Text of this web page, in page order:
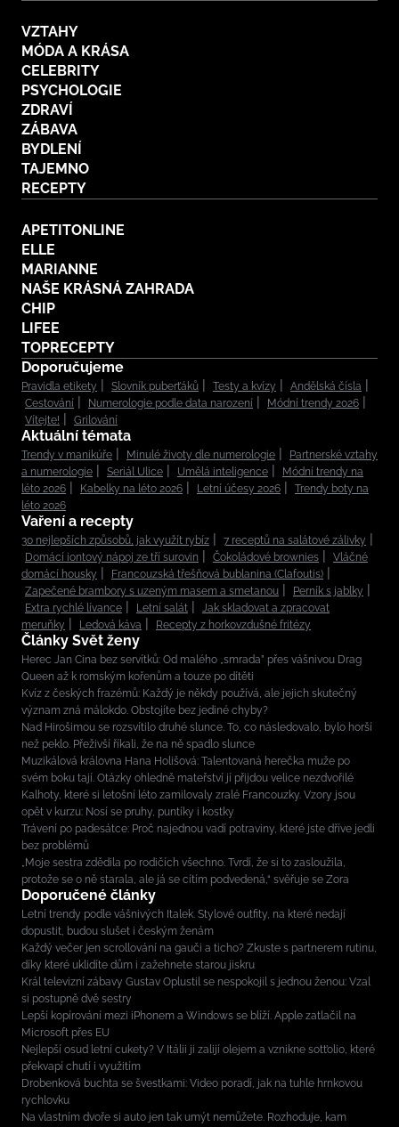
VZTAHY
MÓDA A KRÁSA
CELEBRITY
PSYCHOLOGIE
ZDRAVÍ
ZÁBAVA
BYDLENÍ
TAJEMNO
RECEPTY
APETITONLINE
ELLE
MARIANNE
NAŠE KRÁSNÁ ZAHRADA
CHIP
LIFEE
TOPRECEPTY
Doporučujeme
Pravidla etikety Slovník puberťáků Testy a kvízy
Andělská čísla
Cestování
Numerologie podle data narození
Módní trendy 2026
Vítejte!
Grilování
Aktuální témata
Trendy v manikúře Minulé životy dle numerologie
Partnerské vztahy
a numerologie
Seriál Ulice Umělá inteligence
Módní trendy na
léto 2026
Kabelky na léto 2026 Letní účesy 2026
Trendy boty na
léto 2026
Vaření a recepty
30 nejlepších způsobů, jak využít rybíz
7 receptů na salátové zálivky
Domácí iontový nápoj ze tří surovin
Čokoládové brownies
Vláčné
domácí housky
Francouzská třešňová bublanina (Clafoutis)
Zapečené brambory s uzeným masem a smetanou
Perník s jablky
Extra rychlé lívance
Letní salát
Jak skladovat a zpracovat
meruňky
Ledová káva Recepty z horkovzdušné fritézy
Články Svět ženy
Herec Jan Cina bez servítků: Od malého „smrada” přes vášnivou Drag
Queen až k romským kořenům a touze po dítěti
Kvíz z českých frazémů: Každý je někdy používá, ale jejich skutečný
význam zná málokdo. Obstojíte bez jediné chyby?
Nad Hirošimou se rozsvítilo druhé slunce. To, co následovalo, bylo horší
než peklo. Přeživší říkali, že na ně spadlo slunce
Muzikálová královna Hana Holišová: Talentovaná herečka muže po
svém boku tají. Otázky ohledně mateřství jí přijdou velice nezdvořilé
Kalhoty, které si letošní léto zamilovaly zralé Francouzky. Vzory jsou
opět v kurzu: Nosí se pruhy, puntíky i kostky
Trávení po padesátce: Proč najednou vadí potraviny, které jste dříve jedli
bez problémů
„Moje sestra zdědila po rodičích všechno. Tvrdí, že si to zasloužila,
protože se o ně starala, ale já se cítím podvedená,“ svěřuje se Zora
Doporučené články
Letní trendy podle vášnivých Italek. Stylové outfity, na které nedají
dopustit, budou slušet i českým ženám
Každý večer jen scrollování na gauči a ticho? Zkuste s partnerem rutinu,
díky které uklidíte dům i zažehnete starou jiskru
Král televizní zábavy Gustav Oplustil se nespokojil s jednou ženou: Vzal
si postupně dvě sestry
Lepší kopírování mezi iPhonem a Windows se blíží. Apple zatlačil na
Microsoft přes EU
Nejlepší osud letní cukety? V Itálii ji zalijí olejem a vznikne sott’olio, které
překvapí chutí i využitím
Drobenková buchta se švestkami: Video poradí, jak na tuhle hrnkovou
rychlovku
Na vlastním dvoře si auto jen tak umýt nemůžete. Rozhoduje, kam